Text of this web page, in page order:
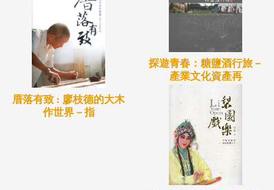
厝落有致 : 廖枝德的大木
作世界－指
探遊青春：糖鹽酒行旅－
產業文化資產再